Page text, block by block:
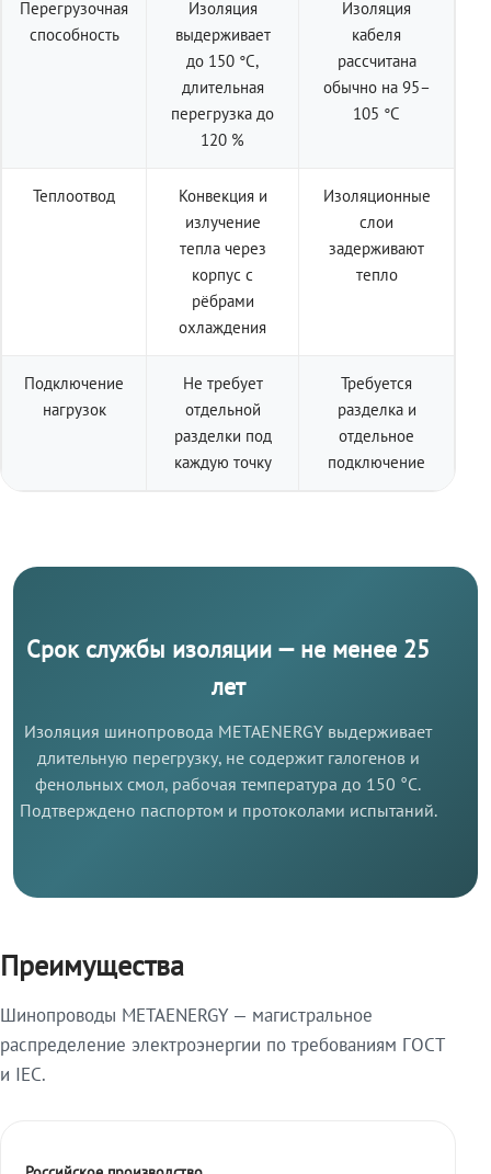
Перегрузочная
способность
Изоляция
выдерживает
до 150 °C,
длительная
перегрузка до
120 %
Изоляция
кабеля
рассчитана
обычно на 95–
105 °C
Теплоотвод
Конвекция и
излучение
тепла через
корпус с
рёбрами
охлаждения
Изоляционные
слои
задерживают
тепло
Подключение
нагрузок
Не требует
отдельной
разделки под
каждую точку
Требуется
разделка и
отдельное
подключение
Срок службы изоляции — не менее 25
лет
Изоляция шинопровода METAENERGY выдерживает
длительную перегрузку, не содержит галогенов и
фенольных смол, рабочая температура до 150 °C.
Подтверждено паспортом и протоколами испытаний.
Преимущества
Шинопроводы METAENERGY — магистральное
распределение электроэнергии по требованиям ГОСТ
и IEC.